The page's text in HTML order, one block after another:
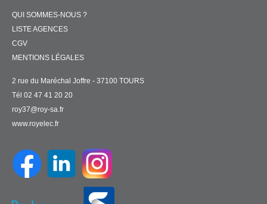
QUI SOMMES-NOUS ?
LISTE AGENCES
CGV
MENTIONS LÉGALES
2 rue du Maréchal Joffre - 37100 TOURS
Tél 02 47 41 20 20
roy37@roy-sa.fr
www.royelec.fr